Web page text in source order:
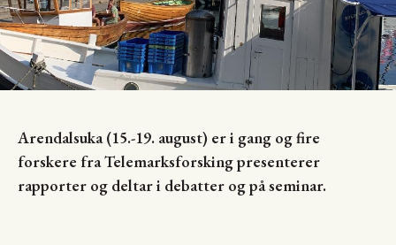
Arendalsuka (15.-19. august) er i gang og fire
forskere fra Telemarksforsking presenterer
rapporter og deltar i debatter og på seminar.